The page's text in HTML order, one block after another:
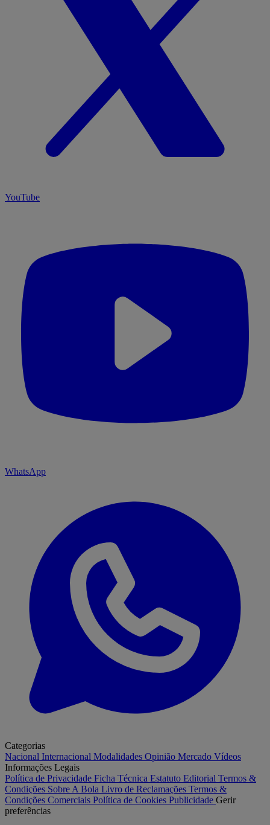
YouTube
WhatsApp
Categorias
Nacional Internacional Modalidades Opinião Mercado Vídeos
Informações Legais
Política de Privacidade Ficha Técnica Estatuto Editorial Termos &
Condições Sobre A Bola Livro de Reclamações Termos &
Condições Comerciais Política de Cookies Publicidade Gerir
preferências